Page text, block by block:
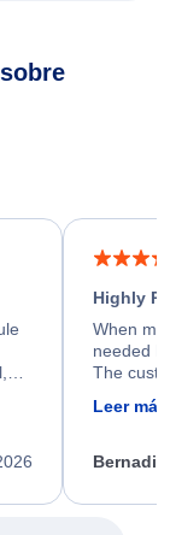
Highly
When my
needed
The
calm,
my issue.
Leer más